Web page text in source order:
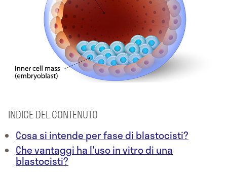
INDICE DEL CONTENUTO
Cosa si intende per fase di blastocisti?
Che vantaggi ha l'uso in vitro di una
blastocisti?